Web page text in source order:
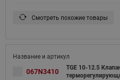
Смотреть похожие товары
067N3410
TGE 10-12.5